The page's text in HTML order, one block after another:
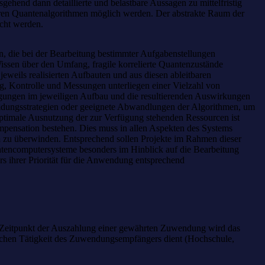
dann detaillierte und belastbare Aussagen zu mittelfristig
Quantenalgorithmen möglich werden. Der abstrakte Raum der
werden.
die bei der Bearbeitung bestimmter Aufgabenstellungen
über den Umfang, fragile korrelierte Quantenzustände
realisierten Aufbauten und aus diesen ableitbaren
Kontrolle und Messungen unterliegen einer Vielzahl von
im jeweiligen Aufbau und die resultierenden Auswirkungen
oder geeignete Abwandlungen der Algorithmen, um
Ausnutzung der zur Verfügung stehenden Ressourcen ist
bestehen. Dies muss in allen Aspekten des Systems
überwinden. Entsprechend sollen Projekte im Rahmen dieser
besonders im Hinblick auf die Bearbeitung
ihrer Priorität für die Anwendung entsprechend
der Auszahlung einer gewährten Zuwendung wird das
Tätigkeit des Zuwendungsempfängers dient (Hochschule,